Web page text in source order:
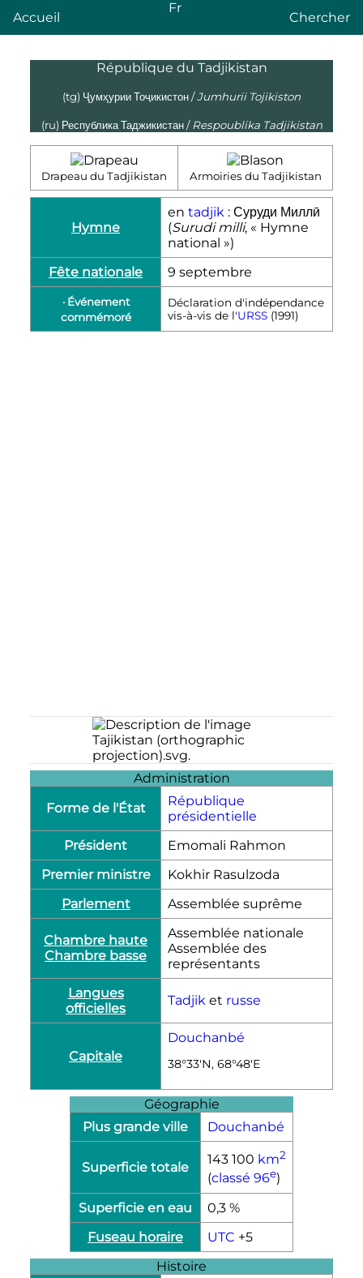
Accueil
Fr
Chercher
République du Tadjikistan
(tg) Ҷумҳурии Тоҷикистон/Jumhurii Tojikiston
(ru) Республика Таджикистан / Respoublika Tadjikistan
Drapeau du Tadjikistan Armoiries du Tadjikistan
Hymne
en tadjik : Суруди Миллӣ
(Surudi milli, « Hymne
national »)
Fête nationale
9 septembre
· Événement
commémoré
Déclaration d'indépendance
vis-à-vis de l'URSS (1991)
Administration
Forme de l'État
République
présidentielle
Président
Emomali Rahmon
Premier ministre
Kokhir Rasulzoda
Parlement
Assemblée suprême
Chambre haute
Chambre basse
Assemblée nationale
Assemblée des
représentants
Langues
officielles
Tadjik et russe
Capitale
Douchanbé
38°33′N, 68°48′E
Géographie
Plus grande ville
Douchanbé
Superficie totale
143 100 km2
(classé 96e)
Superficie en eau
0,3 %
Fuseau horaire
UTC +5
Histoire